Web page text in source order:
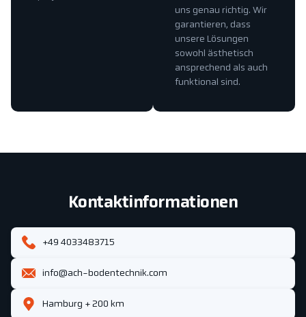
uns genau richtig. Wir
garantieren, dass
unsere Lösungen
sowohl ästhetisch
ansprechend als auch
funktional sind.
Kontaktinformationen
+49 4033483715
info@ach-bodentechnik.com
Hamburg + 200 km